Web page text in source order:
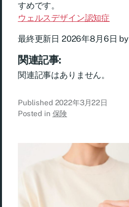
すめです。
ウェルスデザイン認知症
最終更新日 2026年8月6日 by
関連記事:
関連記事はありません。
Published 2022年3月22日
Posted in 保険